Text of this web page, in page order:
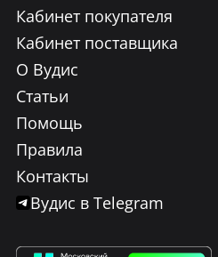
Кабинет покупателя
Кабинет поставщика
О Вудис
Статьи
Помощь
Правила
Контакты
Вудис в Telegram